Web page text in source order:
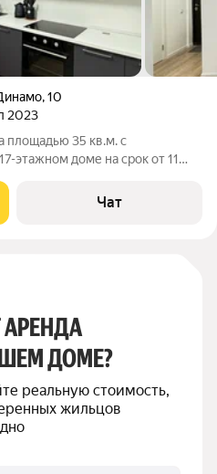
,10
2023
площадью 35 кв.м. с
этажном доме на срок от 11
окна
Чат
АРЕНДА
ДОМЕ?
реальную стоимость,
жильцов